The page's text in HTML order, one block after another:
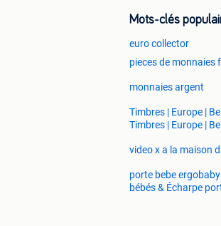
Mots-clés
euro collector
pieces de monnaies
monnaies argent
Timbres | Europe |
Timbres | Europe |
video x a la maison
porte bebe
bébés & Écharpe